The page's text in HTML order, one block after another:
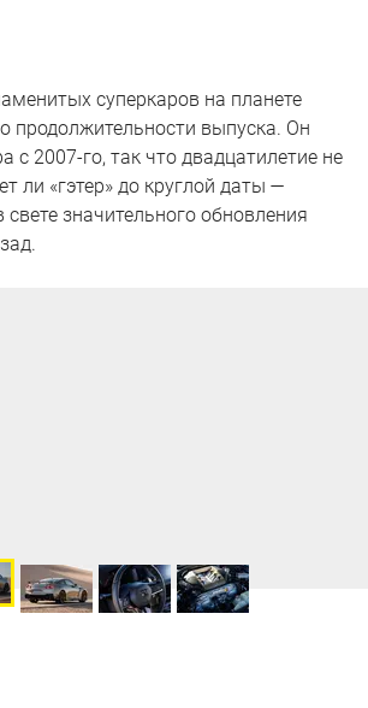
суперкаров на планете
продолжительности выпуска. Он
с 2007-го, так что двадцатилетие не
ли «гэтер» до круглой даты —
значительного обновления